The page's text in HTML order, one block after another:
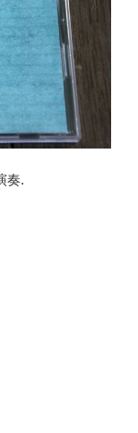
奏.